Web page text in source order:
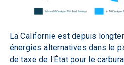
La Californie est depuis
énergies alternatives dans le
de taxe de l'État pour le